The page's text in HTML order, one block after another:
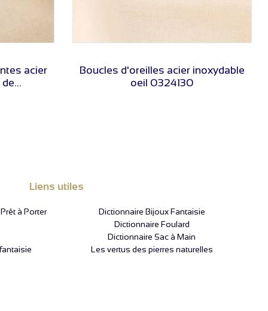
acier
Boucles d'oreilles acier inoxydable
oeil 0324130
Liens utiles
à Porter
Dictionnaire Bijoux Fantaisie
Dictionnaire Foulard
Dictionnaire Sac à Main
Les vertus des pierres naturelles